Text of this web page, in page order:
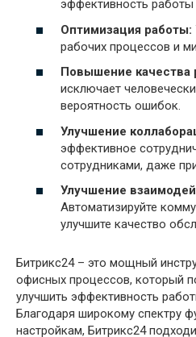
эффективность работы
Оптимизация работы:
рабочих процессов и
Повышение качества
исключает
вероятность ошибок.
Улучшение
эффективное
сотрудниками, даже
Улучшение
Автоматизируйте
улучшите качество
Битрикс24 – это мощный
офисных процессов, который
улучшить эффективность
Благодаря широкому спектру
настройкам, Битрикс24